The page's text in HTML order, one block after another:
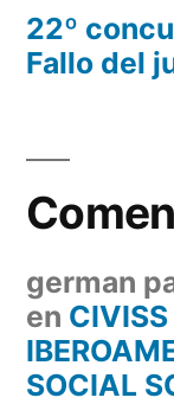
22º
Fallo del
german
en
SOCIAL